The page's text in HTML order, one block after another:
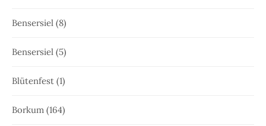
Bensersiel (8)
Bensersiel (5)
Blütenfest (1)
Borkum (164)